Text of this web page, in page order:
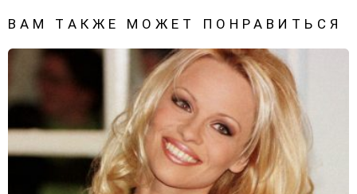
ВАМ ТАКЖЕ МОЖЕТ ПОНРАВИТЬСЯ